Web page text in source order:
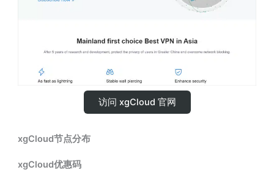
访问 xgCloud 官网
xgCloud节点分布
xgCloud优惠码